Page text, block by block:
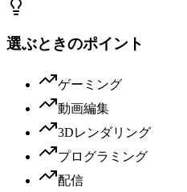
選ぶときのポイント
ゲーミング
動画編集
3Dレンダリング
プログラミング
配信